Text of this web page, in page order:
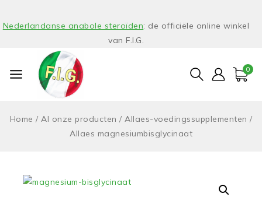
Nederlandanse anabole steroïden: de officiële online winkel
van F.I.G.
0
Home / Al onze producten / Allaes-voedingssupplementen /
Allaes magnesiumbisglycinaat